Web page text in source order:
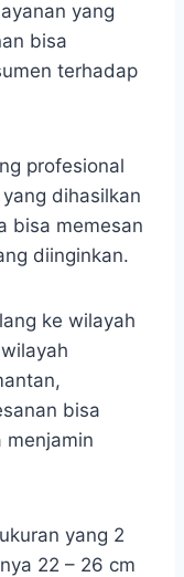
yang
bisa
terhadap
profesional
dihasilkan
bisa memesan
diinginkan.
ke wilayah
bisa
menjamin
yang 2
22 – 26 cm